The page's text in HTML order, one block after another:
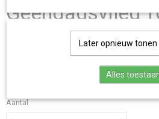
Geendagsvlieg
(PRE SALE)
(inclusief btw 21%)
- Levertijd Verwacht
Aantal
Later opnieuw tonen
Alles